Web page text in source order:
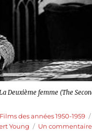
La Deuxième femme (The
Films des années 1950-1959
Young Un commentaire